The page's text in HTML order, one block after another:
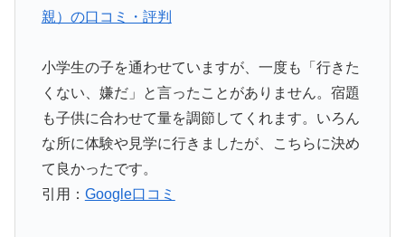
親）の口コミ・評判
小学生の子を通わせていますが、一度も「行きた
くない、嫌だ」と言ったことがありません。宿題
も子供に合わせて量を調節してくれます。いろん
な所に体験や見学に行きましたが、こちらに決め
て良かったです。
引用： Google口コミ